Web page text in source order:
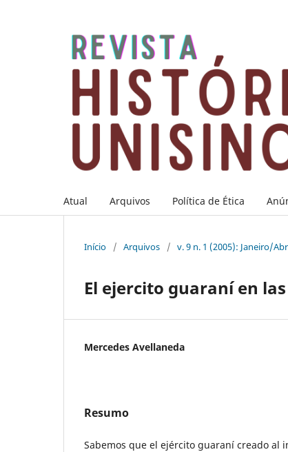
Atual Arquivos Política de Ética
Início / Arquivos / v. 9 n. 1 (2005): Janeiro/
El ejercito guaraní en
Mercedes Avellaneda
Resumo
Sabemos que el ejército guaraní creado al